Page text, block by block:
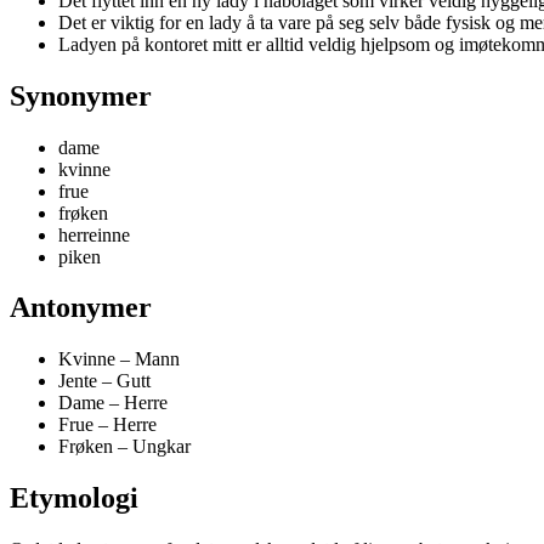
Det er viktig for en lady å ta vare på seg selv både fysisk og
Ladyen på kontoret mitt er alltid veldig hjelpsom og
Synonymer
dame
kvinne
frue
frøken
herreinne
piken
Antonymer
Kvinne – Mann
Jente – Gutt
Dame – Herre
Frue – Herre
Frøken – Ungkar
Etymologi